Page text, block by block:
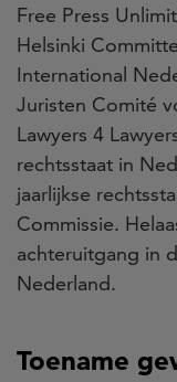
Free Press
Helsinki
International
Juristen Comité
Lawyers 4
rechtsstaat in
jaarlijkse
Commissie.
achteruitgang in
Nederland.
Toename